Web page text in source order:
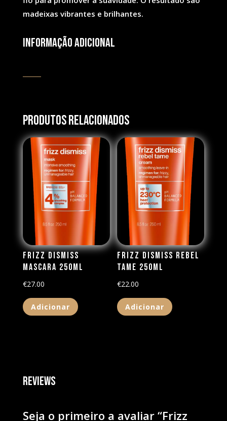
madeixas vibrantes e brilhantes.
Informação adicional
Produtos Relacionados
Frizz Dismiss
Mascara 250ML
€27.00
Adicionar
Frizz Dismiss Rebel
Tame 250ml
€22.00
Adicionar
Reviews
Seja o primeiro a avaliar “Frizz